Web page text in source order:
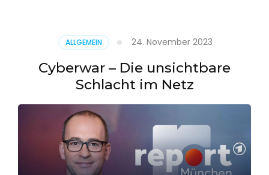
ALLGEMEIN 24. November 2023
Cyberwar – Die unsichtbare
Schlacht im Netz